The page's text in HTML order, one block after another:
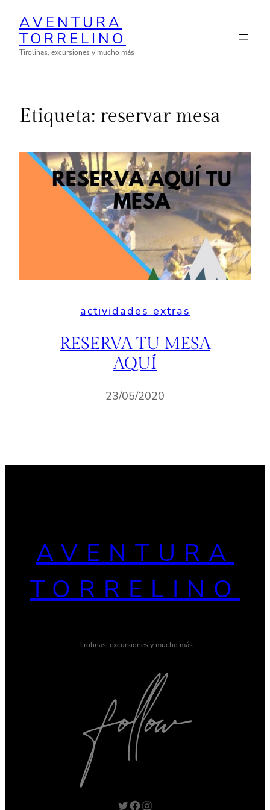
contenido
AVENTURA
TORRELINO
Tirolinas, excursiones y mucho más
Etiqueta: reservar mesa
actividades extras
RESERVA TU MESA
AQUÍ
23/05/2020
AVENTURA
TORRELINO
Tirolinas, excursiones y mucho más
Twitter Facebook Instagram